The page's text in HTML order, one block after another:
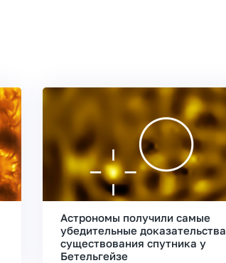
Астрономы получили самые
убедительные доказательства
существования спутника у
Бетельгейзе